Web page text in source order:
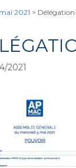
2021 >
2021